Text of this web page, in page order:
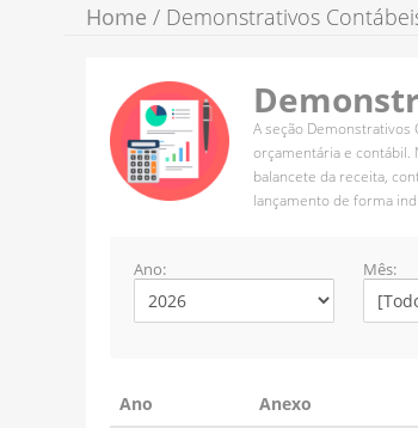
Home / Demonstrativos
A seção
orçamentária e contábil.
balancete da receita,
lançamento de forma
Ano: Mês:
Ano Anexo